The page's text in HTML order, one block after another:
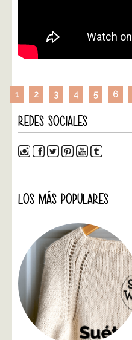
1 2 3 4 5 6
REDES SOCIALES
LOS MÁS POPULARES